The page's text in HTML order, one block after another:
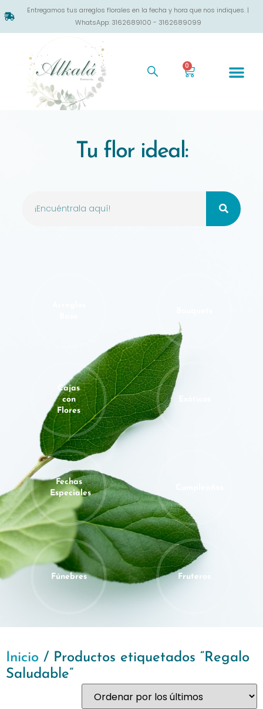
Entregamos tus arreglos florales en la fecha y hora que nos indiques. |
WhatsApp: 3162689100 - 3162689099
0
Tu flor ideal:
Cajas
con
Flores
Fechas
Especiales
Fúnebres Fruteros
Inicio / Productos etiquetados “Regalo
Saludable”